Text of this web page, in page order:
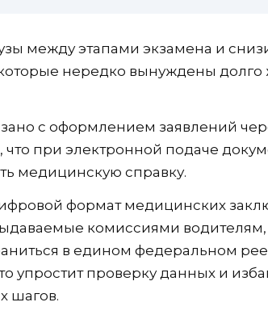
между этапами экзамена и
нередко вынуждены долго
с оформлением заявлений
что при электронной подаче
медицинскую справку.
формат медицинских
комиссиями водителям,
в едином федеральном
упростит проверку данных и
шагов.